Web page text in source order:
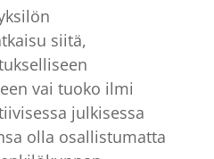
siitä,
vai tuoko ilmi
julkisessa
olla osallistumatta